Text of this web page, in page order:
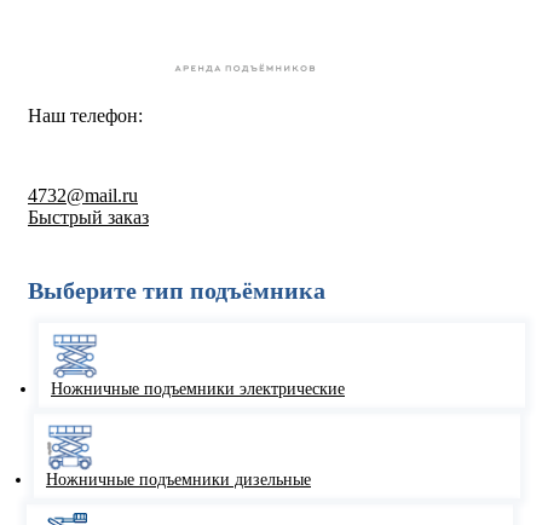
Наш телефон:
4732@mail.ru
Быстрый заказ
Выберите тип подъёмника
Ножничные подъемники электрические
Ножничные подъемники дизельные